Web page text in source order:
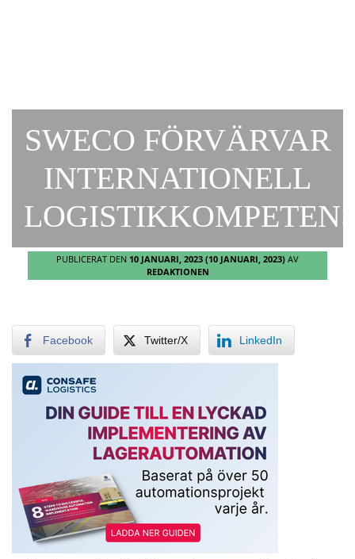
SWECO FÖRVÄRVAR
INTERNATIONELL
PUBLICERAT DEN 10 JANUARI, 2023 (10 JANUARI, 2023) AV
REDAKTIONEN
Facebook Twitter/X LinkedIn